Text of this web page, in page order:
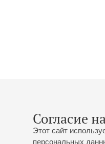
Согласие
Этот сайт
персональных